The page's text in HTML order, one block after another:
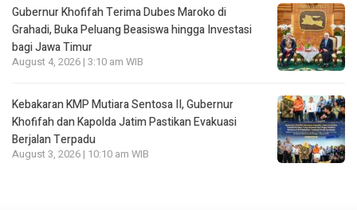
Gubernur Khofifah Terima Dubes Maroko di
Grahadi, Buka Peluang Beasiswa hingga Investasi
bagi Jawa Timur
August 4, 2026 | 3:10 am WIB
Kebakaran KMP Mutiara Sentosa II, Gubernur
Khofifah dan Kapolda Jatim Pastikan Evakuasi
Berjalan Terpadu
August 3, 2026 | 10:10 am WIB